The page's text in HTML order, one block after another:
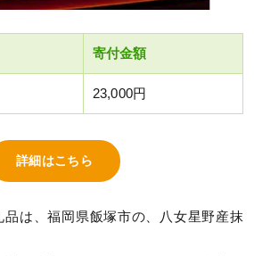
寄付金額
23,000円
詳細はこちら
は、福岡県飯塚市の、八女星野産抹